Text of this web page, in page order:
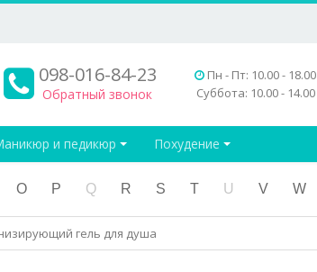
098-016-84-23
Обратный звонок
Пн - Пт: 10.00 - 18.00
Суббота: 10.00 - 14.00
и педикюр Похудение
O P Q R S T U V W
гель для душа